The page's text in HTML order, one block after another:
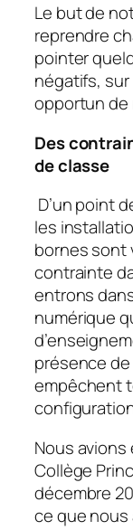
Le but de
reprendre
pointer
négatifs,
opportun de
Des
de classe
D’un point
les
bornes sont
contrainte
entrons
numérique
présence
empêchent
Nous avions
Collège
décembre
ce que nous